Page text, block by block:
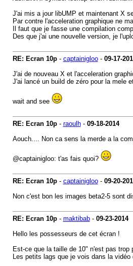
J'ai mis a jour libUMP et maintenant X
Par contre l'acceleration graphique ne
Il faut que je fasse une compilation
Des que j'ai une nouvelle version, je
RE: Ecran 10p- captainigloo- 09-17-
J'ai de nouveau X et l'acceleration
J'ai lancé un build de zéro pour la mele
wait and see
RE: Ecran 10p- raoulh- 09-18-2014
Aouch.... Non ca sens la merde a la
@captainigloo: t'as fais quoi?
RE: Ecran 10p- captainigloo- 09-20-
Non c'est bon les images beta2-5 sont
RE: Ecran 10p- maktibab- 09-23-2014
Hello les possesseurs de cet écran !
Est-ce que la taille de 10" n'est pas
Les petits lags que je vois dans la